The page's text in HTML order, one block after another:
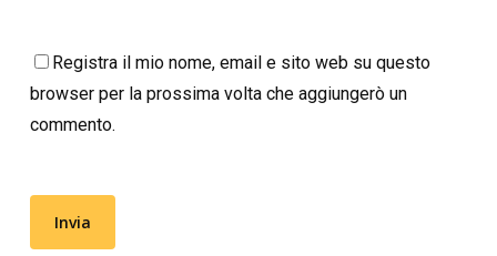
Registra il mio nome, email e sito web su questo
browser per la prossima volta che aggiungerò un
commento.